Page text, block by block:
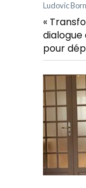
Ludovic
«
pour